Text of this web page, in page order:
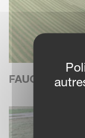
FAUCHEUSES